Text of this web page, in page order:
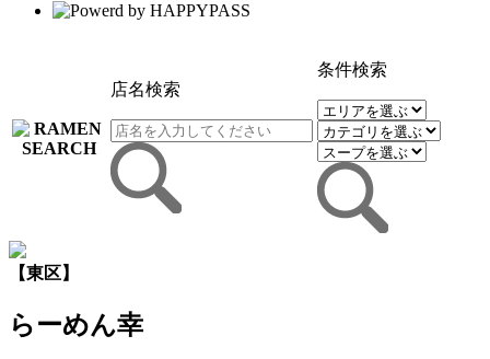
店名検索
条件検索
【東区】
らーめん幸